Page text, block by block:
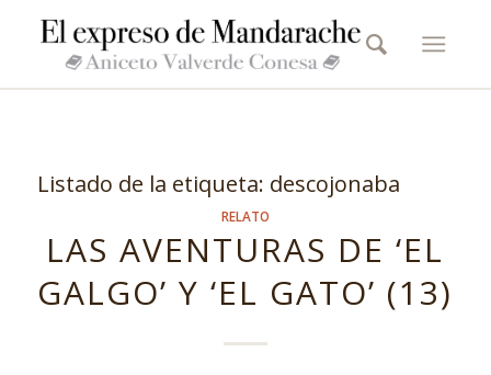
Listado de la etiqueta: descojonaba
RELATO
LAS AVENTURAS DE ‘EL
GALGO’ Y ‘EL GATO’ (13)